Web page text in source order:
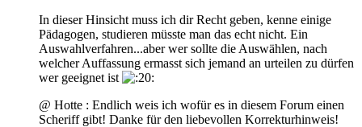
In dieser Hinsicht muss ich dir Recht geben, kenne einige
Pädagogen, studieren müsste man das echt nicht. Ein
Auswahlverfahren...aber wer sollte die Auswählen, nach
welcher Auffassung ermasst sich jemand an urteilen zu dürfen
wer geeignet ist
@ Hotte : Endlich weis ich wofür es in diesem Forum einen
Scheriff gibt! Danke für den liebevollen Korrekturhinweis!